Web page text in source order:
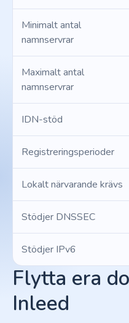
Minimalt antal
namnservrar
Maximalt antal
namnservrar
IDN-stöd
Registreringsperioder
Lokalt närvarande krävs
Stödjer DNSSEC
Stödjer IPv6
Flytta era
Inleed